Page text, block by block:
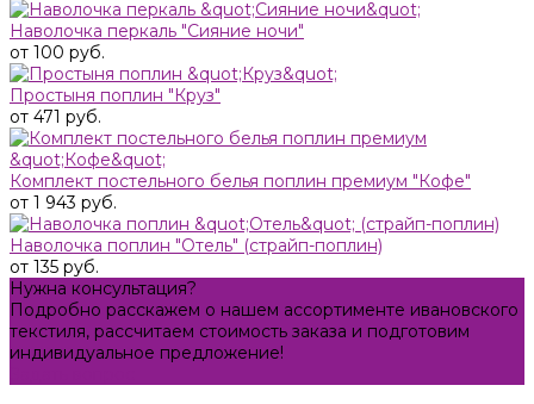
Наволочка перкаль "Сияние ночи"
от 100 руб.
Простыня поплин "Круз"
от 471 руб.
Комплект постельного белья поплин премиум "Кофе"
от 1 943 руб.
Наволочка поплин "Отель" (страйп-поплин)
от 135 руб.
Нужна консультация?
Подробно расскажем о нашем ассортименте ивановского
текстиля, рассчитаем стоимость заказа и подготовим
индивидуальное предложение!